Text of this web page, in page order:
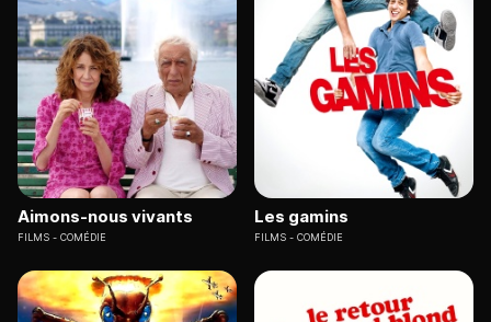
Aimons-nous vivants
FILMS COMÉDIE
Les gamins
FILMS COMÉDIE